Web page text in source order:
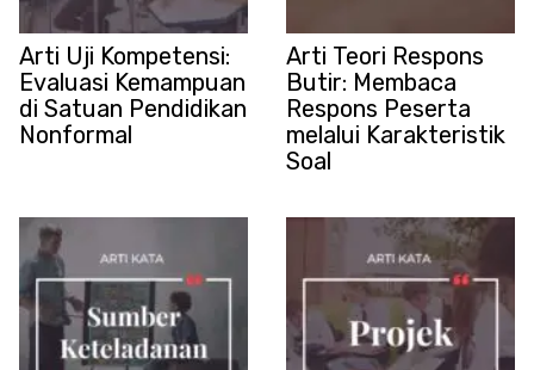
Arti Uji Kompetensi:
Evaluasi Kemampuan
di Satuan Pendidikan
Nonformal
Arti Teori Respons
Butir: Membaca
Respons Peserta
melalui Karakteristik
Soal